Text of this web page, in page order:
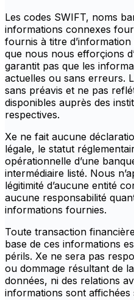
Les codes SWIFT, noms
informations connexes
fournis à titre
que nous nous efforçions
garantit pas que les
actuelles ou sans erreurs.
sans préavis et ne pas
disponibles auprès des
respectives.
Xe ne fait aucune
légale, le statut
opérationnelle d’une
intermédiaire listé. Nous
légitimité d’aucune entité
aucune responsabilité
informations fournies.
Toute transaction
base de ces informations
périls. Xe ne sera pas
ou dommage résultant de
données, ni des relations
informations sont affichées